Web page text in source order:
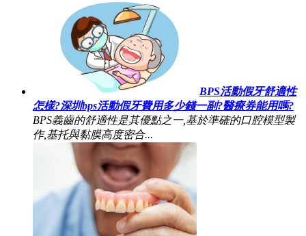
BPS活動假牙舒適性
怎樣?深圳bps活動假牙費用多少錢一副?醫療券能用嗎?
BPS義齒的舒適性是其優點之一,基於準確的口腔模型製
作,基托與黏膜高度密合...